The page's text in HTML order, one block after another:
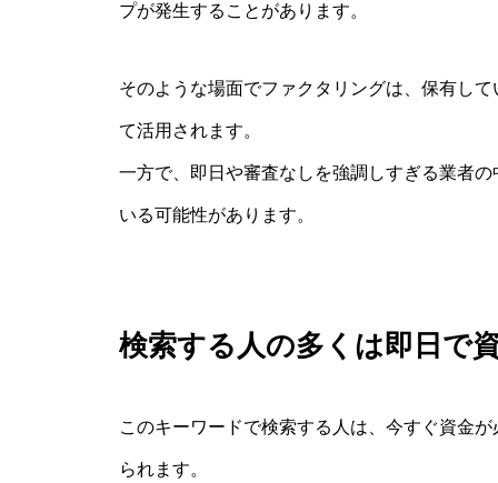
プが発生することがあります。
そのような場面でファクタリングは、保有し
て活用されます。
一方で、即日や審査なしを強調しすぎる業者
いる可能性があります。
検索する人の多くは即日で
このキーワードで検索する人は、今すぐ資金
られます。